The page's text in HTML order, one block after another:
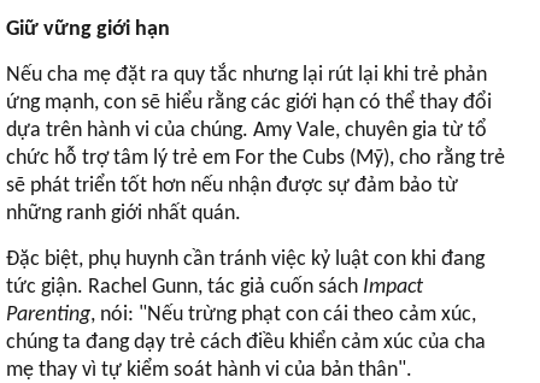
Giữ vững giới hạn
Nếu cha mẹ đặt ra quy tắc nhưng lại rút lại khi trẻ phản
ứng mạnh, con sẽ hiểu rằng các giới hạn có thể thay đổi
dựa trên hành vi của chúng. Amy Vale, chuyên gia từ tổ
chức hỗ trợ tâm lý trẻ em For the Cubs (Mỹ), cho rằng trẻ
sẽ phát triển tốt hơn nếu nhận được sự đảm bảo từ
những ranh giới nhất quán.
Đặc biệt, phụ huynh cần tránh việc kỷ luật con khi đang
tức giận. Rachel Gunn, tác giả cuốn sách Impact
Parenting, nói: "Nếu trừng phạt con cái theo cảm xúc,
chúng ta đang dạy trẻ cách điều khiển cảm xúc của cha
mẹ thay vì tự kiểm soát hành vi của bản thân".